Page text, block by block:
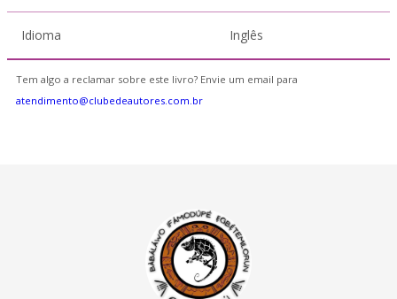
Idioma Inglês
Tem algo a reclamar sobre este livro? Envie um email para
atendimento@clubedeautores.com.br